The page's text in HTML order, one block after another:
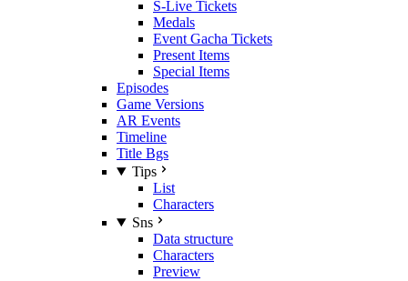
S-Live Tickets
Medals
Event Gacha Tickets
Present Items
Special Items
Episodes
Game Versions
AR Events
Timeline
Title Bgs
Tips
List
Characters
Sns
Data structure
Characters
Preview